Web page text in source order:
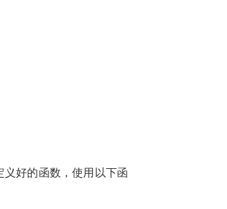
好的函数，使用以下函